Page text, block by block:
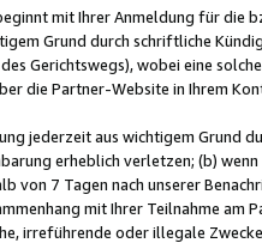
mit Ihrer Anmeldung für die
Grund durch schriftliche
Gerichtswegs), wobei eine
die Partner-Website in Ihrem
jederzeit aus wichtigem Grund
erheblich verletzen; (b)
von 7 Tagen nach unserer
mit Ihrer Teilnahme am
irreführende oder illegale